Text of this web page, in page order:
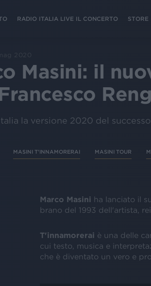
RADIO ITALIA LIVE IL CONCERTO STORE
2020
Masini: il
la versione 2020 del
MASINI T'INNAMORERAI MASINI TOUR
Marco Masini ha lanciato il
brano del 1993 dell'artista,
T'innamorerai è una delle
cui testo, musica e
che è diventato un vero e